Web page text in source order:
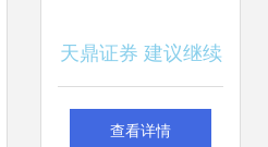
天鼎证券 建议继续
跟随市场主线操作
查看详情